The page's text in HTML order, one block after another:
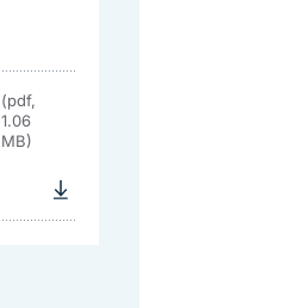
(pdf,
1.06
MB)